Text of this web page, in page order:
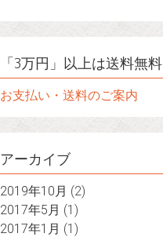
「3万円」以上は送料無料
お支払い・送料のご案内
アーカイブ
2019年10月 (2)
2017年5月 (1)
2017年1月 (1)